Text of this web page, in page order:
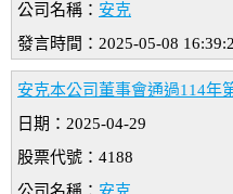
公司名稱： 安克
發言時間：2025-05-08
安克本公司董事會通過114年
日期：2025-04-29
股票代號：4188